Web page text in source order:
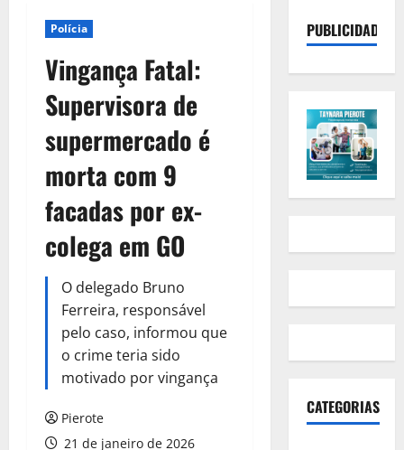
Polícia
Vingança Fatal:
Supervisora de
supermercado é
morta com 9
facadas por ex-
colega em GO
O delegado Bruno
Ferreira, responsável
pelo caso, informou que
o crime teria sido
motivado por vingança
Pierote
21 de janeiro de 2026
PUBLICIDADE
CATEGORIAS